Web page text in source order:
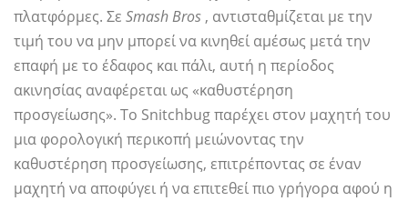
πλατφόρμες. Σε Smash Bros , αντισταθμίζεται με την
τιμή του να μην μπορεί να κινηθεί αμέσως μετά την
επαφή με το έδαφος και πάλι, αυτή η περίοδος
ακινησίας αναφέρεται ως «καθυστέρηση
προσγείωσης». Το Snitchbug παρέχει στον μαχητή του
μια φορολογική περικοπή μειώνοντας την
καθυστέρηση προσγείωσης, επιτρέποντας σε έναν
μαχητή να αποφύγει ή να επιτεθεί πιο γρήγορα αφού η